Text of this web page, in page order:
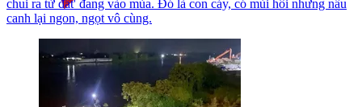
chui ra từ đất' đang vào mùa. Đó là con cáy, có mùi hôi nhưng nấu
canh lại ngon, ngọt vô cùng.